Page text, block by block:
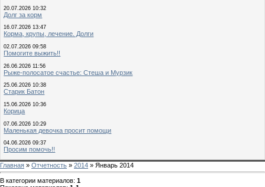
20.07.2026 10:32
Долг за корм
16.07.2026 13:47
Корма, крупы, лечение. Долги
02.07.2026 09:58
Помогите выжить!!
26.06.2026 11:56
Рыже-полосатое счастье: Стеша и Мурзик
25.06.2026 10:38
Старик Батон
15.06.2026 10:36
Корица
07.06.2026 10:29
Маленькая девочка просит помощи
04.06.2026 09:37
Просим помочь!!
Главная » Отчетность » 2014 » Январь 2014
В категории материалов: 1